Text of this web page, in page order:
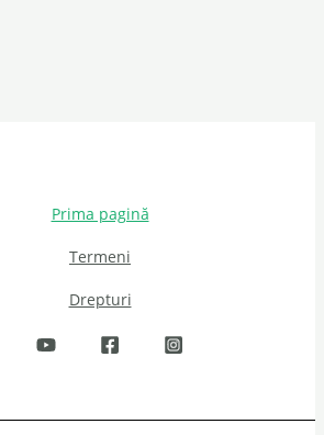
Prima pagină
Termeni
Drepturi